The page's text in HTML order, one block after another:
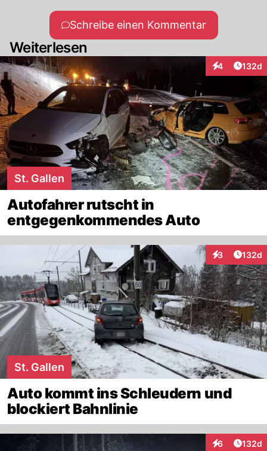
Schreibe einen Kommentar
Weiterlesen
4
Interaktionen
132d
St. Gallen
Autofahrer rutscht in
entgegenkommendes Auto
3
Interaktionen
132d
St. Gallen
Auto kommt ins Schleudern und
blockiert Bahnlinie
6
Interaktionen
132d